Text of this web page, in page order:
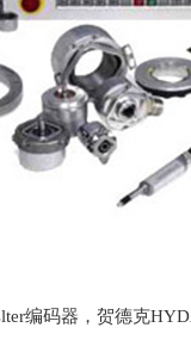
编码器，贺德克